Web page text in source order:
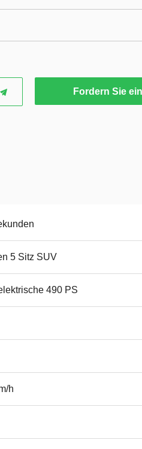
Fordern Sie
5 Sitz SUV
490 PS
h